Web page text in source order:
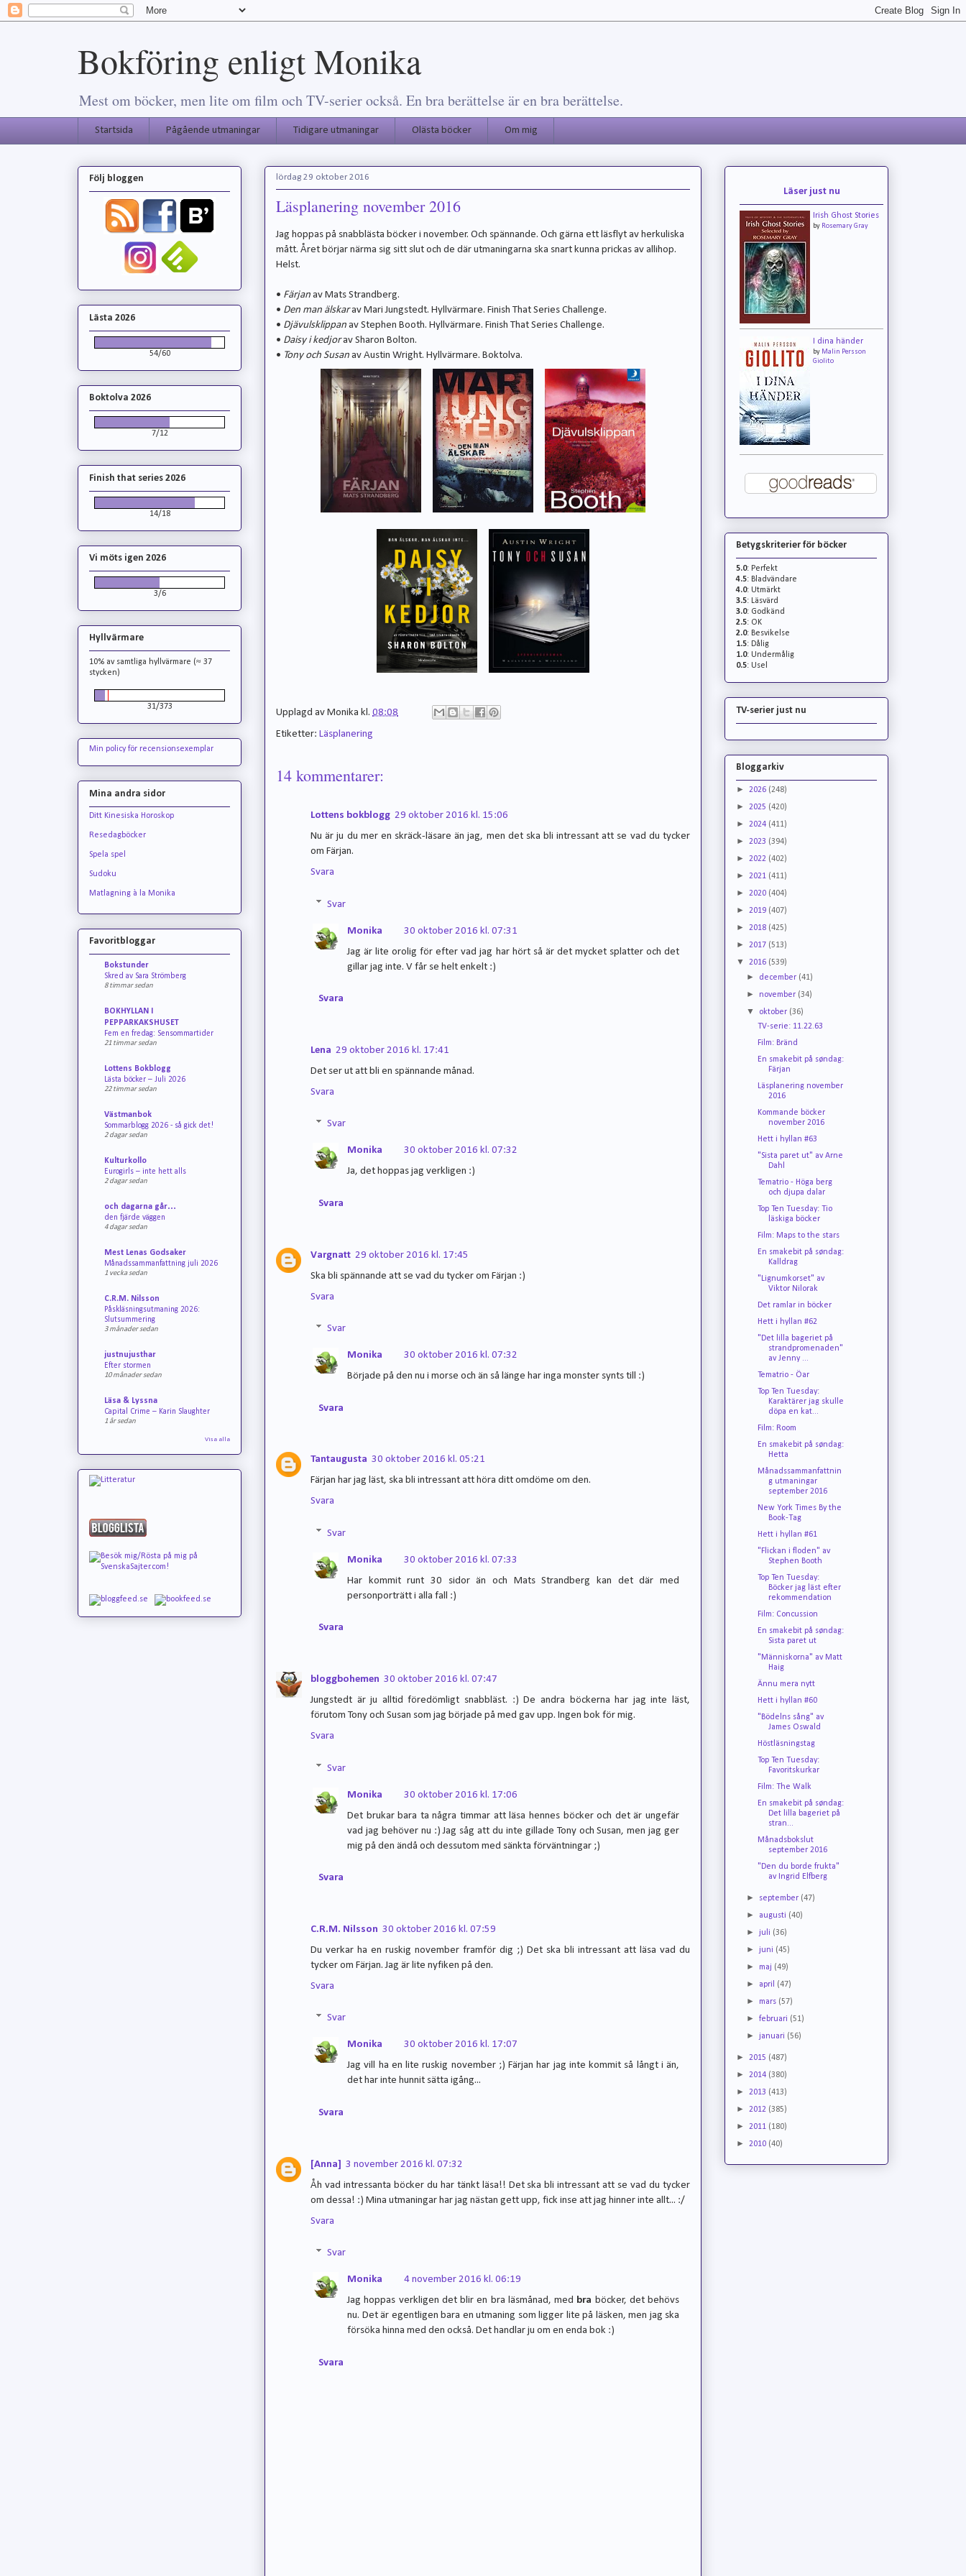
Bokföring enligt Monika
Mest om böcker, men lite om film och TV-serier också. En bra berättelse är en bra berättelse.
Startsida Pågående utmaningar Tidigare utmaningar Olästa böcker Om mig
lördag 29 oktober 2016
Läsplanering november 2016
Jag hoppas på snabblästa böcker i november. Och spännande. Och gärna ett läsflyt av herkuliska
mått. Året börjar närma sig sitt slut och de där utmaningarna ska snart kunna prickas av allihop.
Helst.
• Färjan av Mats Strandberg.
• Den man älskarav Mari Jungstedt. Hyllvärmare. Finish That Series Challenge.
• Djävulsklippan av Stephen Booth. Hyllvärmare. Finish That Series Challenge.
• Daisy i kedjorav Sharon Bolton.
• Tony och Susan av Austin Wright. Hyllvärmare. Boktolva.
Upplagd av Monika kl. 08:08
Etiketter: Läsplanering
14 kommentarer:
Lottens bokblogg 29 oktober 2016 kl. 15:06
Nu är ju du mer en skräck-läsare än jag, men det ska bli intressant att se vad du tycker
om Färjan.
Svara
Svar
Monika
30 oktober 2016 kl. 07:31
Jag är lite orolig för efter vad jag har hört så är det mycket splatter och det
gillar jag inte. V får se helt enkelt :)
Svara
Lena 29 oktober 2016 kl. 17:41
Det ser ut att bli en spännande månad.
Svara
Svar
Monika
30 oktober 2016 kl. 07:32
Ja, det hoppas jag verkligen :)
Svara
Vargnatt 29 oktober 2016 kl. 17:45
Ska bli spännande att se vad du tycker om Färjan :)
Svara
Svar
Monika
30 oktober 2016 kl. 07:32
Började på den nu i morse och än så länge har inga monster synts till :)
Svara
Tantaugusta 30 oktober 2016 kl. 05:21
Färjan har jag läst, ska bli intressant att höra ditt omdöme om den.
Svara
Svar
Monika
30 oktober 2016 kl. 07:33
Har kommit runt 30 sidor än och Mats Strandberg kan det där med
personporträtt i alla fall :)
Svara
bloggbohemen 30 oktober 2016 kl. 07:47
Jungstedt är ju alltid föredömligt snabbläst. :) De andra böckerna har jag inte läst,
förutom Tony och Susan som jag började på med gav upp. Ingen bok för mig.
Svara
Svar
Monika
30 oktober 2016 kl. 17:06
Det brukar bara ta några timmar att läsa hennes böcker och det är ungefär
vad jag behöver nu :) Jag såg att du inte gillade Tony och Susan, men jag ger
mig på den ändå och dessutom med sänkta förväntningar ;)
Svara
C.R.M. Nilsson 30 oktober 2016 kl. 07:59
Du verkar ha en ruskig november framför dig ;) Det ska bli intressant att läsa vad du
tycker om Färjan. Jag är lite nyfiken på den.
Svara
Svar
Monika
30 oktober 2016 kl. 17:07
Jag vill ha en lite ruskig november ;) Färjan har jag inte kommit så långt i än,
det har inte hunnit sätta igång...
Svara
[Anna] 3 november 2016 kl. 07:32
Åh vad intressanta böcker du har tänkt läsa!! Det ska bli intressant att se vad du tycker
om dessa! :) Mina utmaningar har jag nästan gett upp, fick inse att jag hinner inte allt... :/
Svara
Svar
Monika
4 november 2016 kl. 06:19
Jag hoppas verkligen det blir en bra läsmånad, med bra böcker, det behövs
nu. Det är egentligen bara en utmaning som ligger lite på läsken, men jag ska
försöka hinna med den också. Det handlar ju om en enda bok :)
Svara
Följ bloggen
Lästa 2026
54/60
Boktolva 2026
7/12
Finish that series 2026
14/18
Vi möts igen 2026
3/6
Hyllvärmare
10% av samtliga hyllvärmare (≈ 37
stycken)
31/373
Min policy för recensionsexemplar
Mina andra sidor
Ditt Kinesiska Horoskop
Resedagböcker
Spela spel
Sudoku
Matlagning à la Monika
Favoritbloggar
Bokstunder
Skred av Sara Strömberg
8 timmar sedan
BOKHYLLAN I
PEPPARKAKSHUSET
Fem en fredag: Sensommartider
21 timmar sedan
Lottens Bokblogg
Lästa böcker – Juli 2026
22 timmar sedan
Västmanbok
Sommarblogg 2026 - så gick det!
2 dagar sedan
Kulturkollo
Eurogirls – inte hett alls
2 dagar sedan
och dagarna går…
den fjärde väggen
4 dagar sedan
Mest Lenas Godsaker
Månadssammanfattning juli 2026
1 vecka sedan
C.R.M. Nilsson
Påskläsningsutmaning 2026:
Slutsummering
3 månader sedan
justnujusthar
Efter stormen
10 månader sedan
Läsa & Lyssna
Capital Crime – Karin Slaughter
1 år sedan
Visa alla
Läser just nu
Irish Ghost Stories
by Rosemary Gray
I dina händer
by Malin Persson
Giolito
Betygskriterier för böcker
5.0: Perfekt
4.5: Bladvändare
4.0: Utmärkt
3.5: Läsvärd
3.0: Godkänd
2.5: OK
2.0: Besvikelse
1.5: Dålig
1.0: Undermålig
0.5: Usel
TV-serier just nu
Bloggarkiv
► 2026 (248)
► 2025 (420)
► 2024 (411)
► 2023 (394)
► 2022 (402)
► 2021 (411)
► 2020 (404)
► 2019 (407)
► 2018 (425)
► 2017 (513)
▼ 2016 (539)
► december (41)
► november (34)
▼ oktober (36)
TV-serie: 11.22.63
Film: Bränd
En smakebit på søndag:
Färjan
Läsplanering november
2016
Kommande böcker
november 2016
Hett i hyllan #63
"Sista paret ut" av Arne
Dahl
Tematrio - Höga berg
och djupa dalar
Top Ten Tuesday: Tio
läskiga böcker
Film: Maps to the stars
En smakebit på søndag:
Kalldrag
"Lignumkorset" av
Viktor Nilorak
Det ramlar in böcker
Hett i hyllan #62
"Det lilla bageriet på
strandpromenaden"
av Jenny ...
Tematrio - Öar
Top Ten Tuesday:
Karaktärer jag skulle
döpa en kat...
Film: Room
En smakebit på søndag:
Hetta
Månadssammanfattnin
g utmaningar
september 2016
New York Times By the
Book-Tag
Hett i hyllan #61
"Flickan i floden" av
Stephen Booth
Top Ten Tuesday:
Böcker jag läst efter
rekommendation
Film: Concussion
En smakebit på søndag:
Sista paret ut
"Människorna" av Matt
Haig
Ännu mera nytt
Hett i hyllan #60
"Bödelns sång" av
James Oswald
Höstläsningstag
Top Ten Tuesday:
Favoritskurkar
Film: The Walk
En smakebit på søndag:
Det lilla bageriet på
stran...
Månadsbokslut
september 2016
"Den du borde frukta"
av Ingrid Elfberg
► september (47)
► augusti (40)
► juli (36)
► juni (45)
► maj (49)
► april (47)
► mars (57)
►februari (51)
► januari (56)
► 2015 (487)
► 2014 (380)
► 2013 (413)
► 2012 (385)
► 2011 (180)
► 2010 (40)